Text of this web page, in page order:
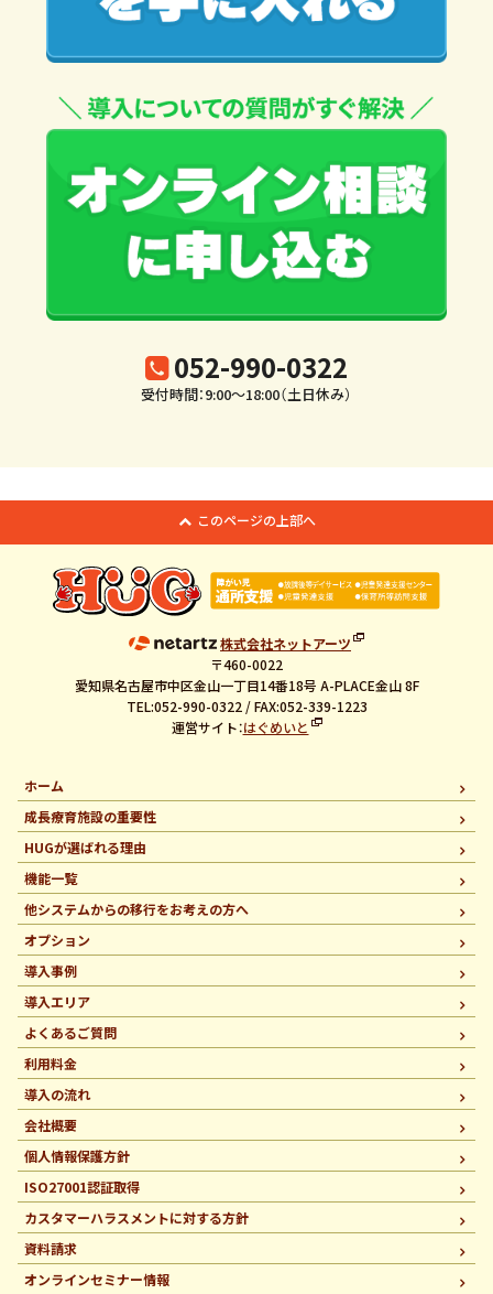
052-990-0322
受付時間：9:00～18:00（土日休み）
このページの上部へ
株式会社ネットアーツ
〒460-0022
愛知県名古屋市中区金山一丁目14番18号 A-PLACE金山 8F
TEL:052-990-0322 / FAX:052-339-1223
運営サイト：はぐめいと
ホーム
成長療育施設の重要性
HUGが選ばれる理由
機能一覧
他システムからの移行をお考えの方へ
オプション
導入事例
導入エリア
よくあるご質問
利用料金
導入の流れ
会社概要
個人情報保護方針
ISO27001認証取得
カスタマーハラスメントに対する方針
資料請求
オンラインセミナー情報